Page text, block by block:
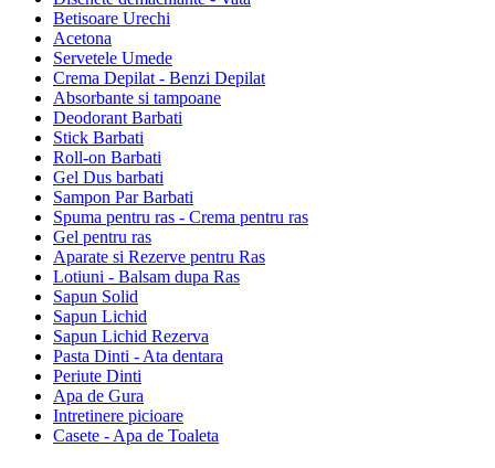
Betisoare Urechi
Acetona
Servetele Umede
Crema Depilat - Benzi Depilat
Absorbante si tampoane
Deodorant Barbati
Stick Barbati
Roll-on Barbati
Gel Dus barbati
Sampon Par Barbati
Spuma pentru ras - Crema pentru ras
Gel pentru ras
Aparate si Rezerve pentru Ras
Lotiuni - Balsam dupa Ras
Sapun Solid
Sapun Lichid
Sapun Lichid Rezerva
Pasta Dinti - Ata dentara
Periute Dinti
Apa de Gura
Intretinere picioare
Casete - Apa de Toaleta